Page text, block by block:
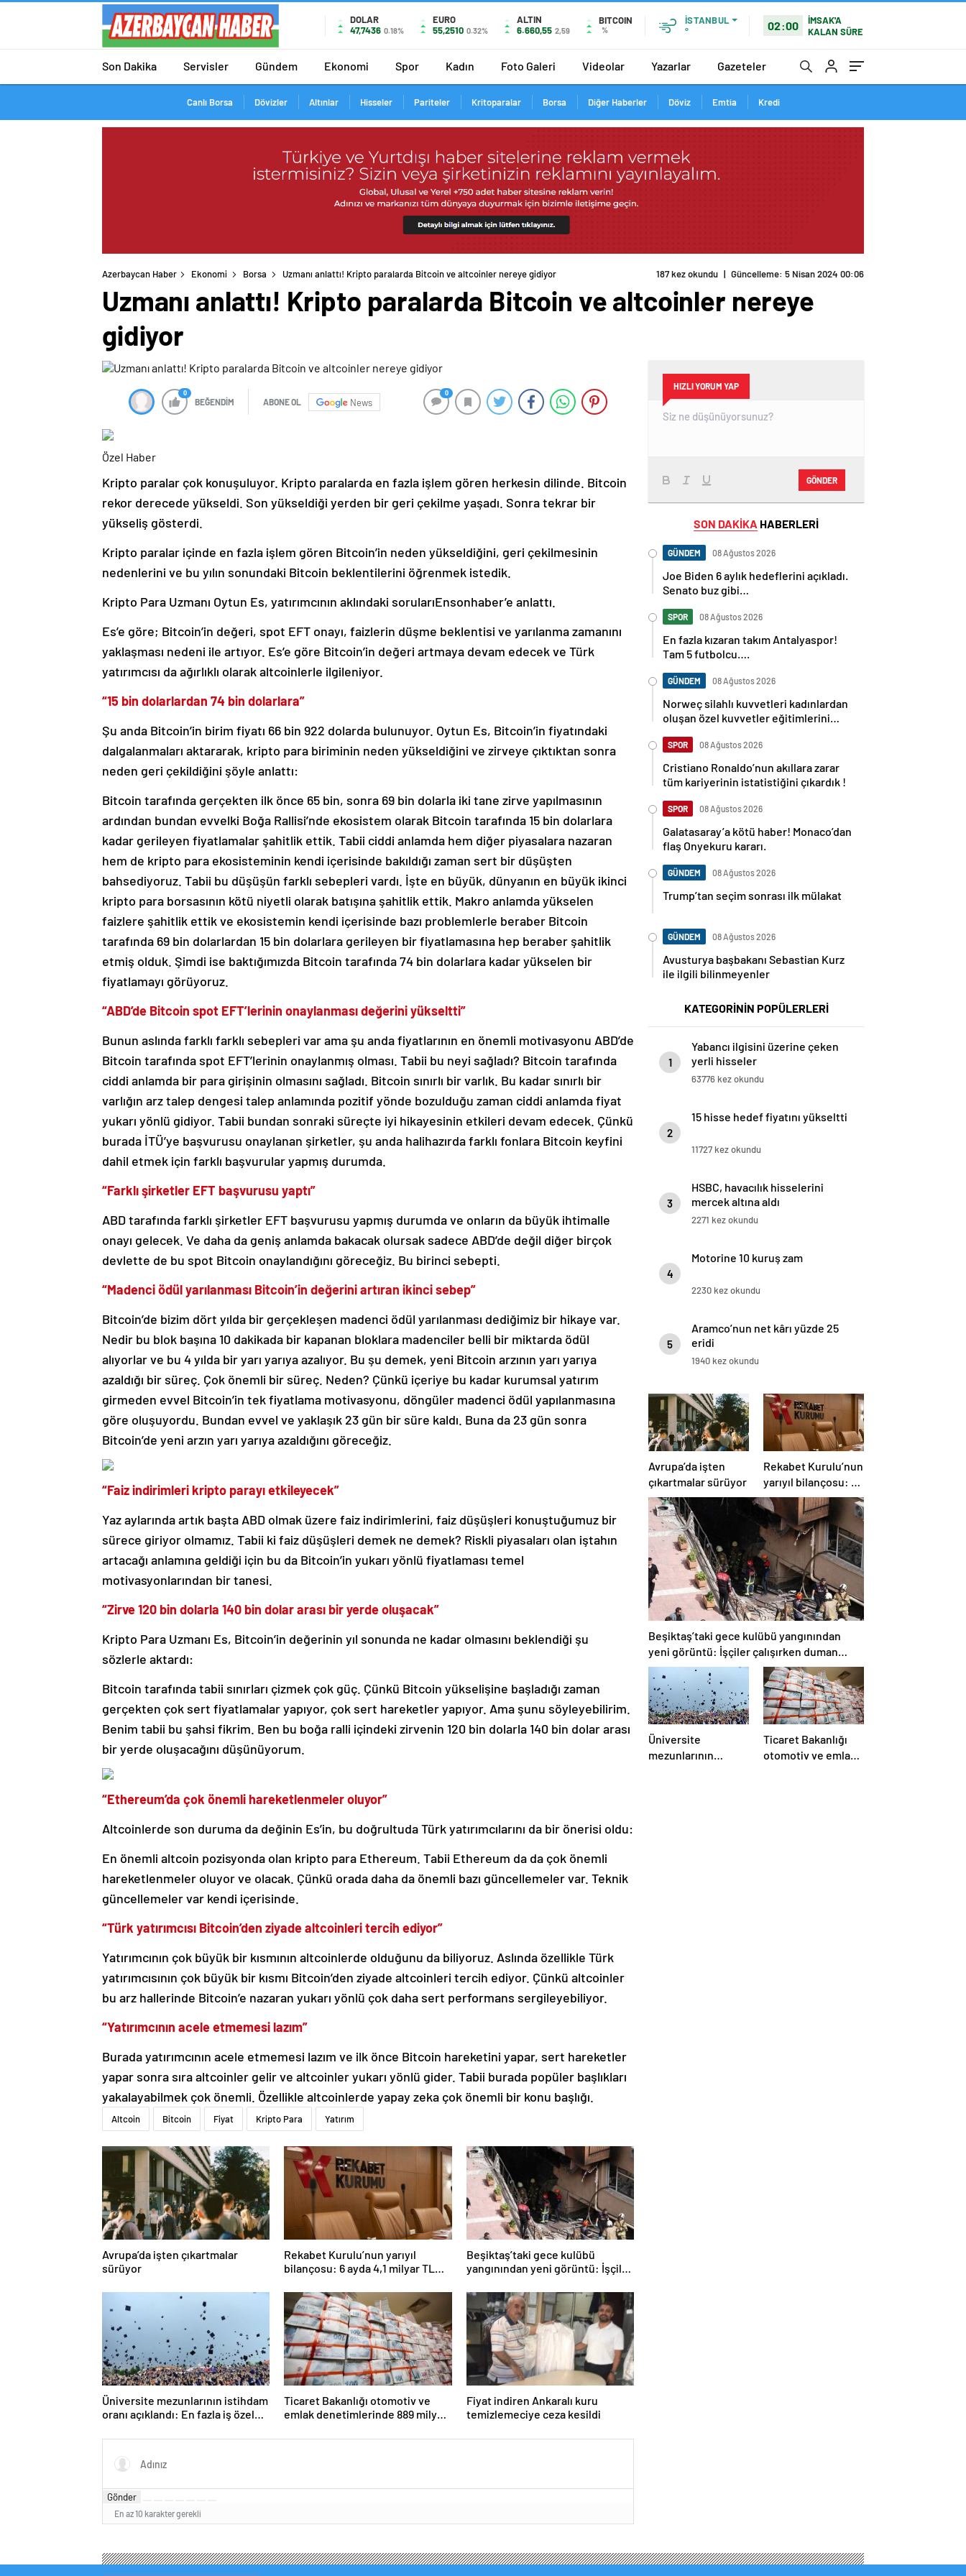
DOLAR
47,7436 0.18%
EURO
55,2510 0.32%
ALTIN
6.660,55 2,59
BITCOIN
%
İSTANBUL
°
02:00
İMSAK'A
KALAN SÜRE
Son Dakika Servisler Gündem Ekonomi Spor Kadın Foto Galeri Videolar Yazarlar Gazeteler
Canlı Borsa Dövizler Altınlar Hisseler Pariteler Kritoparalar Borsa Diğer Haberler Döviz Emtia Kredi
Azerbaycan Haber Ekonomi Borsa Uzmanı anlattı! Kripto paralarda Bitcoin ve altcoinler nereye gidiyor 187 kez okundu | Güncelleme: 5 Nisan 2024 00:06
Uzmanı anlattı! Kripto paralarda Bitcoin ve altcoinler nereye
gidiyor
0
BEĞENDİM ABONE OL News
0
Özel Haber
Kripto paralar çok konuşuluyor. Kripto paralarda en fazla işlem gören herkesin dilinde. Bitcoin
rekor derecede yükseldi. Son yükseldiği yerden bir geri çekilme yaşadı. Sonra tekrar bir
yükseliş gösterdi.
Kripto paralar içinde en fazla işlem gören Bitcoin’in neden yükseldiğini, geri çekilmesinin
nedenlerini ve bu yılın sonundaki Bitcoin beklentilerini öğrenmek istedik.
Kripto Para Uzmanı Oytun Es, yatırımcının aklındaki sorularıEnsonhaber’e anlattı.
Es’e göre; Bitcoin’in değeri, spot EFT onayı, faizlerin düşme beklentisi ve yarılanma zamanını
yaklaşması nedeni ile artıyor. Es’e göre Bitcoin’in değeri artmaya devam edecek ve Türk
yatırımcısı da ağırlıklı olarak altcoinlerle ilgileniyor.
“15 bin dolarlardan 74 bin dolarlara”
Şu anda Bitcoin’in birim fiyatı 66 bin 922 dolarda bulunuyor. Oytun Es, Bitcoin’in fiyatındaki
dalgalanmaları aktararak, kripto para biriminin neden yükseldiğini ve zirveye çıktıktan sonra
neden geri çekildiğini şöyle anlattı:
Bitcoin tarafında gerçekten ilk önce 65 bin, sonra 69 bin dolarla iki tane zirve yapılmasının
ardından bundan evvelki Boğa Rallisi’nde ekosistem olarak Bitcoin tarafında 15 bin dolarlara
kadar gerileyen fiyatlamalar şahitlik ettik. Tabii ciddi anlamda hem diğer piyasalara nazaran
hem de kripto para ekosisteminin kendi içerisinde bakıldığı zaman sert bir düşüşten
bahsediyoruz. Tabii bu düşüşün farklı sebepleri vardı. İşte en büyük, dünyanın en büyük ikinci
kripto para borsasının kötü niyetli olarak batışına şahitlik ettik. Makro anlamda yükselen
faizlere şahitlik ettik ve ekosistemin kendi içerisinde bazı problemlerle beraber Bitcoin
tarafında 69 bin dolarlardan 15 bin dolarlara gerileyen bir fiyatlamasına hep beraber şahitlik
etmiş olduk. Şimdi ise baktığımızda Bitcoin tarafında 74 bin dolarlara kadar yükselen bir
fiyatlamayı görüyoruz.
“ABD’de Bitcoin spot EFT’lerinin onaylanması değerini yükseltti”
Bunun aslında farklı farklı sebepleri var ama şu anda fiyatlarının en önemli motivasyonu ABD’de
Bitcoin tarafında spot EFT’lerinin onaylanmış olması. Tabii bu neyi sağladı? Bitcoin tarafında
ciddi anlamda bir para girişinin olmasını sağladı. Bitcoin sınırlı bir varlık. Bu kadar sınırlı bir
varlığın arz talep dengesi talep anlamında pozitif yönde bozulduğu zaman ciddi anlamda fiyat
yukarı yönlü gidiyor. Tabii bundan sonraki süreçte iyi hikayesinin etkileri devam edecek. Çünkü
burada İTÜ’ye başvurusu onaylanan şirketler, şu anda halihazırda farklı fonlara Bitcoin keyfini
dahil etmek için farklı başvurular yapmış durumda.
“Farklı şirketler EFT başvurusu yaptı”
ABD tarafında farklı şirketler EFT başvurusu yapmış durumda ve onların da büyük ihtimalle
onayı gelecek. Ve daha da geniş anlamda bakacak olursak sadece ABD’de değil diğer birçok
devlette de bu spot Bitcoin onaylandığını göreceğiz. Bu birinci sebepti.
“Madenci ödül yarılanması Bitcoin’in değerini artıran ikinci sebep”
Bitcoin’de bizim dört yılda bir gerçekleşen madenci ödül yarılanması dediğimiz bir hikaye var.
Nedir bu blok başına 10 dakikada bir kapanan bloklara madenciler belli bir miktarda ödül
alıyorlar ve bu 4 yılda bir yarı yarıya azalıyor. Bu şu demek, yeni Bitcoin arzının yarı yarıya
azaldığı bir süreç. Çok önemli bir süreç. Neden? Çünkü içeriye bu kadar kurumsal yatırım
girmeden evvel Bitcoin’in tek fiyatlama motivasyonu, döngüler madenci ödül yapılanmasına
göre oluşuyordu. Bundan evvel ve yaklaşık 23 gün bir süre kaldı. Buna da 23 gün sonra
Bitcoin’de yeni arzın yarı yarıya azaldığını göreceğiz.
“Faiz indirimleri kripto parayı etkileyecek”
Yaz aylarında artık başta ABD olmak üzere faiz indirimlerini, faiz düşüşleri konuştuğumuz bir
sürece giriyor olmamız. Tabii ki faiz düşüşleri demek ne demek? Riskli piyasaları olan iştahın
artacağı anlamına geldiği için bu da Bitcoin’in yukarı yönlü fiyatlaması temel
motivasyonlarından bir tanesi.
“Zirve 120 bin dolarla 140 bin dolar arası bir yerde oluşacak”
Kripto Para Uzmanı Es, Bitcoin’in değerinin yıl sonunda ne kadar olmasını beklendiği şu
sözlerle aktardı:
Bitcoin tarafında tabii sınırları çizmek çok güç. Çünkü Bitcoin yükselişine başladığı zaman
gerçekten çok sert fiyatlamalar yapıyor, çok sert hareketler yapıyor. Ama şunu söyleyebilirim.
Benim tabii bu şahsi fikrim. Ben bu boğa ralli içindeki zirvenin 120 bin dolarla 140 bin dolar arası
bir yerde oluşacağını düşünüyorum.
“Ethereum’da çok önemli hareketlenmeler oluyor”
Altcoinlerde son duruma da değinin Es’in, bu doğrultuda Türk yatırımcılarını da bir önerisi oldu:
En önemli altcoin pozisyonda olan kripto para Ethereum. Tabii Ethereum da da çok önemli
hareketlenmeler oluyor ve olacak. Çünkü orada daha da önemli bazı güncellemeler var. Teknik
güncellemeler var kendi içerisinde.
“Türk yatırımcısı Bitcoin’den ziyade altcoinleri tercih ediyor”
Yatırımcının çok büyük bir kısmının altcoinlerde olduğunu da biliyoruz. Aslında özellikle Türk
yatırımcısının çok büyük bir kısmı Bitcoin’den ziyade altcoinleri tercih ediyor. Çünkü altcoinler
bu arz hallerinde Bitcoin’e nazaran yukarı yönlü çok daha sert performans sergileyebiliyor.
“Yatırımcının acele etmemesi lazım”
Burada yatırımcının acele etmemesi lazım ve ilk önce Bitcoin hareketini yapar, sert hareketler
yapar sonra sıra altcoinler gelir ve altcoinler yukarı yönlü gider. Tabii burada popüler başlıkları
yakalayabilmek çok önemli. Özellikle altcoinlerde yapay zeka çok önemli bir konu başlığı.
Altcoin Bitcoin Fiyat Kripto Para Yatırım
Avrupa’da işten çıkartmalar
sürüyor
Rekabet Kurulu’nun yarıyıl
bilançosu: 6 ayda 4,1 milyar TL
Beşiktaş’taki gece kulübü
yangınından yeni görüntü: İşçiler
Üniversite mezunlarının istihdam
oranı açıklandı: En fazla iş özel
Ticaret Bakanlığı otomotiv ve
emlak denetimlerinde 889 milyon
Fiyat indiren Ankaralı kuru
temizlemeciye ceza kesildi
Gönder
En az 10 karakter gerekli
HIZLI YORUM YAP
GÖNDER
SON DAKİKA HABERLERİ
GÜNDEM 08 Ağustos 2026
Joe Biden 6 aylık hedeflerini açıkladı.
Senato buz gibi…
SPOR 08 Ağustos 2026
En fazla kızaran takım Antalyaspor!
Tam 5 futbolcu….
GÜNDEM 08 Ağustos 2026
Norweç silahlı kuvvetleri kadınlardan
oluşan özel kuvvetler eğitimlerini
SPOR 08 Ağustos 2026
Cristiano Ronaldo’nun akıllara zarar
tüm kariyerinin istatistiğini çıkardık !
SPOR 08 Ağustos 2026
Galatasaray’a kötü haber! Monaco’dan
flaş Onyekuru kararı.
GÜNDEM 08 Ağustos 2026
Trump’tan seçim sonrası ilk mülakat
GÜNDEM 08 Ağustos 2026
Avusturya başbakanı Sebastian Kurz
ile ilgili bilinmeyenler
KATEGORİNİN POPÜLERLERİ
1
Yabancı ilgisini üzerine çeken
yerli hisseler
63776 kez okundu
2
15 hisse hedef fiyatını yükseltti
11727 kez okundu
3
HSBC, havacılık hisselerini
mercek altına aldı
2271 kez okundu
4
Motorine 10 kuruş zam
2230 kez okundu
5
Aramco’nun net kârı yüzde 25
eridi
1940 kez okundu
Avrupa’da işten
çıkartmalar sürüyor
Rekabet Kurulu’nun
yarıyıl bilançosu: 6
ayda 4,1 milyar TL
ceza
Beşiktaş’taki gece kulübü yangınından
yeni görüntü: İşçiler çalışırken duman
sardı
Üniversite
mezunlarının
Ticaret Bakanlığı
otomotiv ve emlak